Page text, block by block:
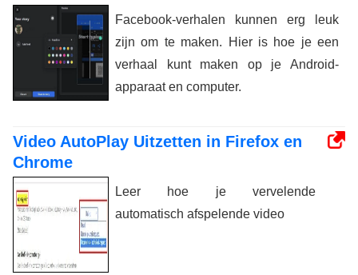
Facebook-verhalen kunnen erg leuk
zijn om te maken. Hier is hoe je een
verhaal kunt maken op je Android-
apparaat en computer.
Video AutoPlay Uitzetten in Firefox en
Chrome
Leer hoe je vervelende
automatisch afspelende video